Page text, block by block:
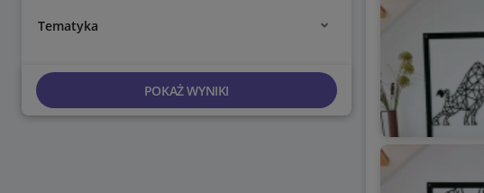
Tematyka
POKAŻ WYNIKI